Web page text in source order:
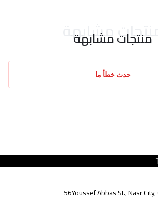
منتجات مشابهة
منتجات مشابهة
حدث خطأ ما
56Youssef Abbas St., Nasr